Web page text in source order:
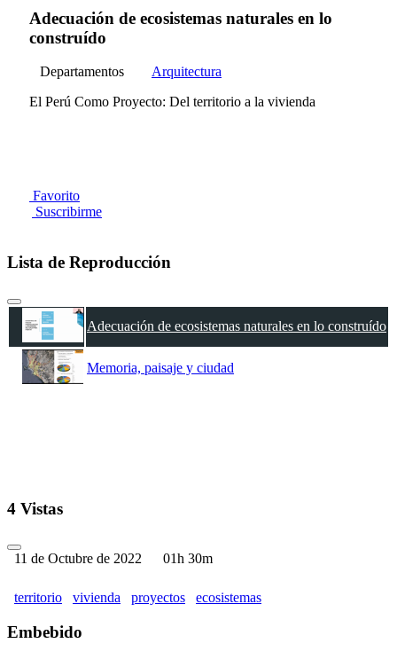
Adecuación de ecosistemas naturales en lo
construído
Departamentos
Arquitectura
El Perú Como Proyecto: Del territorio a la vivienda
Favorito
Suscribirme
Lista de Reproducción
Adecuación de ecosistemas naturales en lo construído
Memoria, paisaje y ciudad
4 Vistas
11 de Octubre de 2022 01h 30m
territorio vivienda proyectos ecosistemas
Embebido